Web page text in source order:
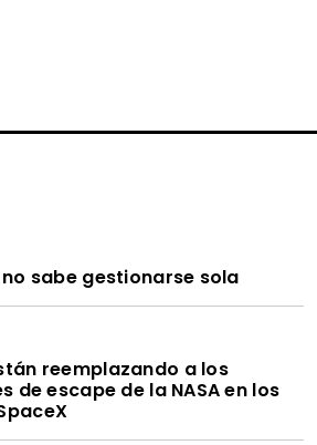
sabe gestionarse sola
reemplazando a los
de escape de la NASA en los